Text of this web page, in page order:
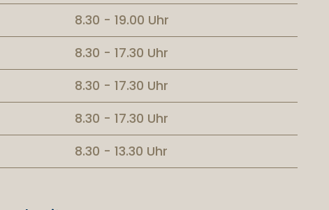
8.30 - 19.00 Uhr
8.30 - 17.30 Uhr
8.30 - 17.30 Uhr
8.30 - 17.30 Uhr
8.30 - 13.30 Uhr